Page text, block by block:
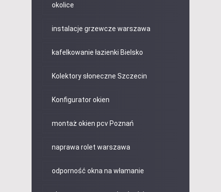
okolice
instalacje grzewcze warszawa
kafelkowanie łazienki Bielsko
Kolektory słoneczne Szczecin
Konfigurator okien
montaż okien pcv Poznań
naprawa rolet warszawa
odporność okna na włamanie